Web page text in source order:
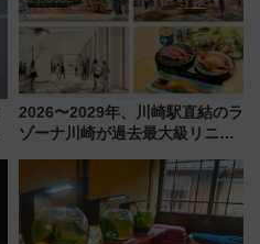
2026〜2029年、川崎駅直結のラ
ゾーナ川崎が過去最大級リニュ
「いつから何が変わるか」徹底
解説！